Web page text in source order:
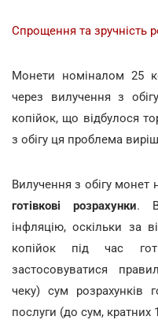
Cпрощення та зручність
Монети номіналом 25
через вилучення з
копійок, що відбулося
з обігу ця проблема
Вилучення з обігу монет
готівкові розрахунки.
інфляцію, оскільки за
копійок під час
застосовуватися
чеку) сум розрахунків
послуги (до сум, кратних